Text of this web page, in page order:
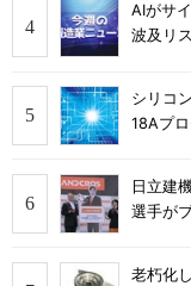
AIがサ
波及リ
シリコ
18Aプ
日立建
選手が
老朽化